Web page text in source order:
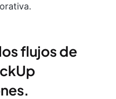
flujos de